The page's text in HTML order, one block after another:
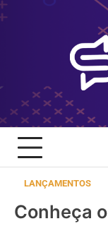
Skip
to
LANÇAMENTOS
Conheça